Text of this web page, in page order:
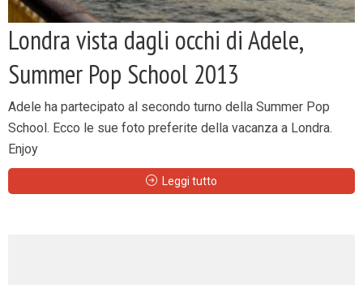
Londra vista dagli occhi di Adele,
Summer Pop School 2013
Adele ha partecipato al secondo turno della Summer Pop
School. Ecco le sue foto preferite della vacanza a Londra.
Enjoy
Leggi tutto